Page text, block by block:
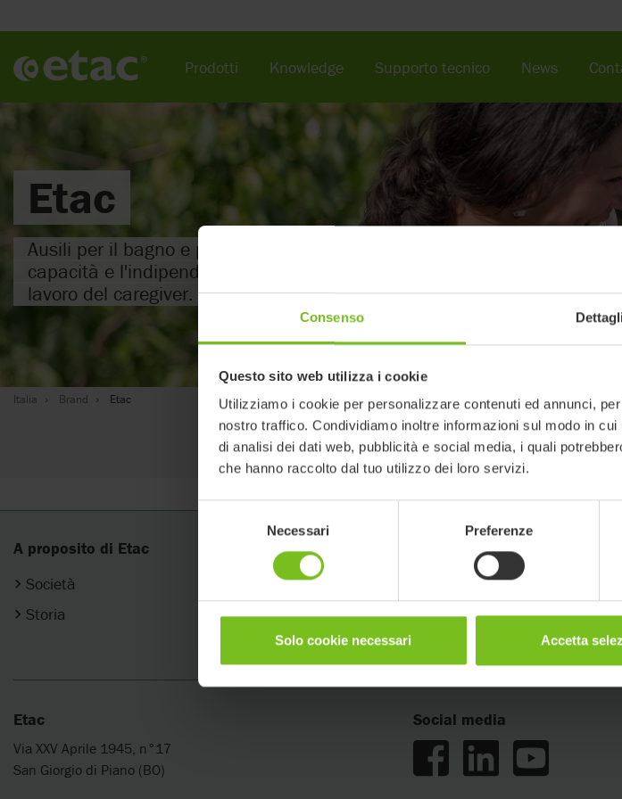
Consenso Dettagli
Questo sito web utilizza i cookie
Utilizziamo i cookie per personalizzare contenuti ed annunci,
nostro traffico. Condividiamo inoltre informazioni sul modo in
di analisi dei dati web, pubblicità e social media, i quali
che hanno raccolto dal tuo utilizzo dei loro servizi.
Selezione
Necessari Preferenze
Solo cookie necessari Accetta
Etac
Ausili per il bagno e per la vita quotidiana, volti a promuovere le
capacità e l'indipendenza dell'utente e a migliorare le condizioni di
lavoro del caregiver.
Italia Brand Etac
A proposito di Etac
Società
Storia
Prodotti
Categorie
I nostri Brands
Knowledge
Storie
Formazione
Etac
Via XXV Aprile 1945, n°17
San Giorgio di Piano (BO)
Social media
Prodotti Knowledge Supporto tecnico News